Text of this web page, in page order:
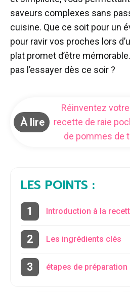
saveurs complexes sans
cuisine. Que ce soit pour un
pour ravir vos proches lors
plat promet d’être
pas l’essayer dès ce soir ?
À lire
Réinventez
recette de raie
de pommes de
LES POINTS :
Introduction à la
Les ingrédients clés
étapes de préparation